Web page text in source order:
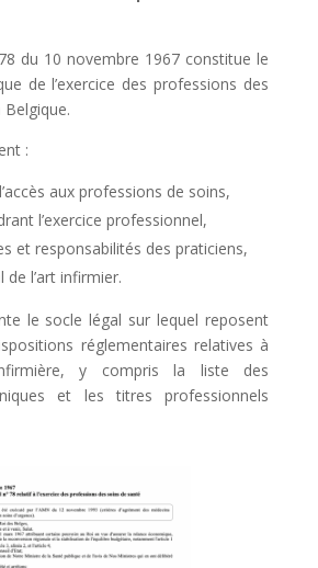
du 10 novembre 1967 constitue le
de l’exercice des professions des
:
aux professions de soins,
l’exercice professionnel,
et responsabilités des praticiens,
de l’art infirmier.
le socle légal sur lequel reposent
réglementaires relatives à
y compris la liste des
et les titres professionnels